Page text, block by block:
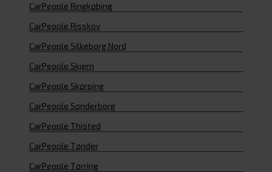
CarPeople Ringkøbing
CarPeople Risskov
CarPeople Silkeborg Nord
CarPeople Skjern
CarPeople Skørping
CarPeople Sønderborg
CarPeople Thisted
CarPeople Tønder
CarPeople Tørring